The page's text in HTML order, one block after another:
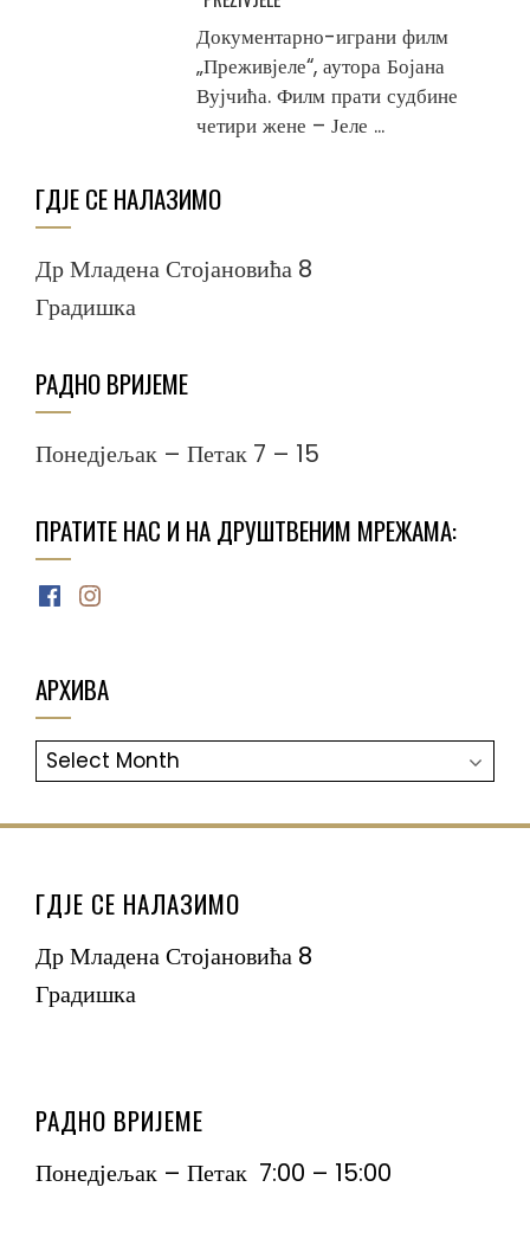
Документарно-играни филм
„Преживјеле“, аутора Бојана
Вујчића. Филм прати судбине
четири жене – Јеле ...
ГДЈЕ СЕ НАЛАЗИМО
Др Младена Стојановића 8
Градишка
РАДНО ВРИЈЕМЕ
Понедјељак – Петак 7 – 15
ПРАТИТЕ НАС И НА ДРУШТВЕНИМ МРЕЖАМА:
Facebook
Instagram
АРХИВА
АРХИВА
ГДЈЕ СЕ НАЛАЗИМО
Др Младена Стојановића 8
Градишка
РАДНО ВРИЈЕМЕ
Понедјељак – Петак 7:00 – 15:00